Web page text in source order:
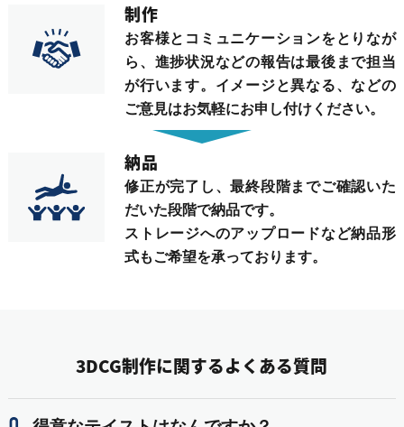
制作
お客様とコミュニケーションをとりなが
ら、進捗状況などの報告は最後まで担当
が行います。イメージと異なる、などの
ご意見はお気軽にお申し付けください。
納品
修正が完了し、最終段階までご確認いた
だいた段階で納品です。
ストレージへのアップロードなど納品形
式もご希望を承っております。
3DCG制作に関するよくある質問